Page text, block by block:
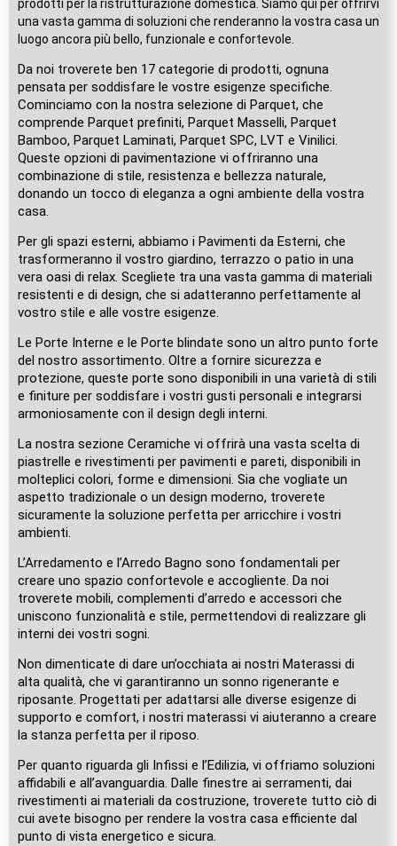
prodotti per la ristrutturazione domestica. Siamo qui per offrirvi
una vasta gamma di soluzioni che renderanno la vostra casa un
luogo ancora più bello, funzionale e confortevole.
Da noi troverete ben 17 categorie di prodotti, ognuna
pensata per soddisfare le vostre esigenze specifiche.
Cominciamo con la nostra selezione di Parquet, che
comprende Parquet prefiniti, Parquet Masselli, Parquet
Bamboo, Parquet Laminati, Parquet SPC, LVT e Vinilici.
Queste opzioni di pavimentazione vi offriranno una
combinazione di stile, resistenza e bellezza naturale,
donando un tocco di eleganza a ogni ambiente della vostra
casa.
Per gli spazi esterni, abbiamo i Pavimenti da Esterni, che
trasformeranno il vostro giardino, terrazzo o patio in una
vera oasi di relax. Scegliete tra una vasta gamma di materiali
resistenti e di design, che si adatteranno perfettamente al
vostro stile e alle vostre esigenze.
Le Porte Interne e le Porte blindate sono un altro punto forte
del nostro assortimento. Oltre a fornire sicurezza e
protezione, queste porte sono disponibili in una varietà di stili
e finiture per soddisfare i vostri gusti personali e integrarsi
armoniosamente con il design degli interni.
La nostra sezione Ceramiche vi offrirà una vasta scelta di
piastrelle e rivestimenti per pavimenti e pareti, disponibili in
molteplici colori, forme e dimensioni. Sia che vogliate un
aspetto tradizionale o un design moderno, troverete
sicuramente la soluzione perfetta per arricchire i vostri
ambienti.
L’Arredamento e l’Arredo Bagno sono fondamentali per
creare uno spazio confortevole e accogliente. Da noi
troverete mobili, complementi d’arredo e accessori che
uniscono funzionalità e stile, permettendovi di realizzare gli
interni dei vostri sogni.
Non dimenticate di dare un’occhiata ai nostri Materassi di
alta qualità, che vi garantiranno un sonno rigenerante e
riposante. Progettati per adattarsi alle diverse esigenze di
supporto e comfort, i nostri materassi vi aiuteranno a creare
la stanza perfetta per il riposo.
Per quanto riguarda gli Infissi e l’Edilizia, vi offriamo soluzioni
affidabili e all’avanguardia. Dalle finestre ai serramenti, dai
rivestimenti ai materiali da costruzione, troverete tutto ciò di
cui avete bisogno per rendere la vostra casa efficiente dal
punto di vista energetico e sicura.